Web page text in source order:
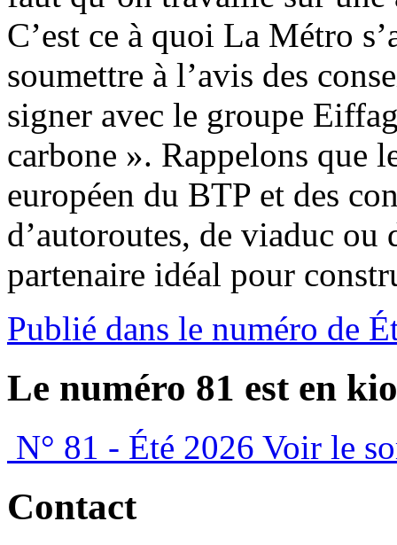
C’est ce à quoi La Métro
soumettre à l’avis des
signer avec le groupe
carbone ». Rappelons que
européen du BTP et des
d’autoroutes, de viaduc ou
partenaire idéal pour
Publié dans le numéro de
Le numéro 81 est en
N° 81 - Été 2026 Voir le
Contact